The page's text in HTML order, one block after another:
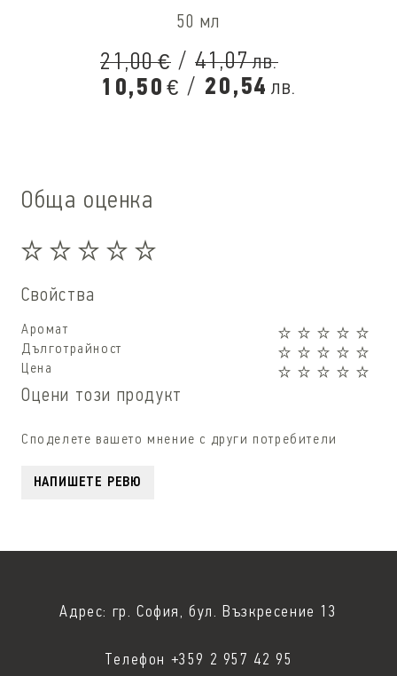
50 мл
21,00€ / 41,07лв.
10,50 € / 20,54 лв.
Обща оценка
Свойства
Аромат
Дълготрайност
Цена
Оцени този продукт
Споделете вашето мнение с други потребители
НАПИШЕТЕ РЕВЮ
Адрес: гр. София, бул. Възкресение 13
Телефон +359 2 957 42 95